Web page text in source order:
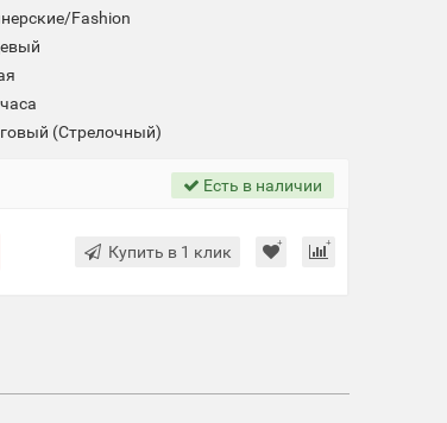
Fashion
(Стрелочный)
Есть в наличии
Купить в 1 клик